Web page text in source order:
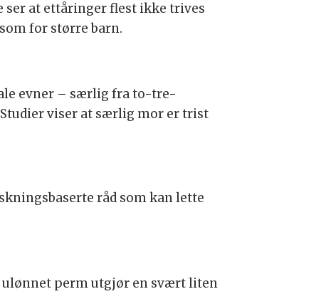
ser at ettåringer flest ikke trives
for større barn.
evner – særlig fra to-tre-
viser at særlig mor er trist
råd som kan lette
ulønnet perm utgjør en svært liten